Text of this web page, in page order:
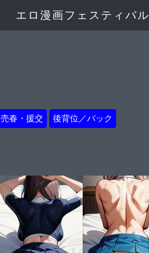
エロ漫画フェスティバル
売春・援交 後背位／バック